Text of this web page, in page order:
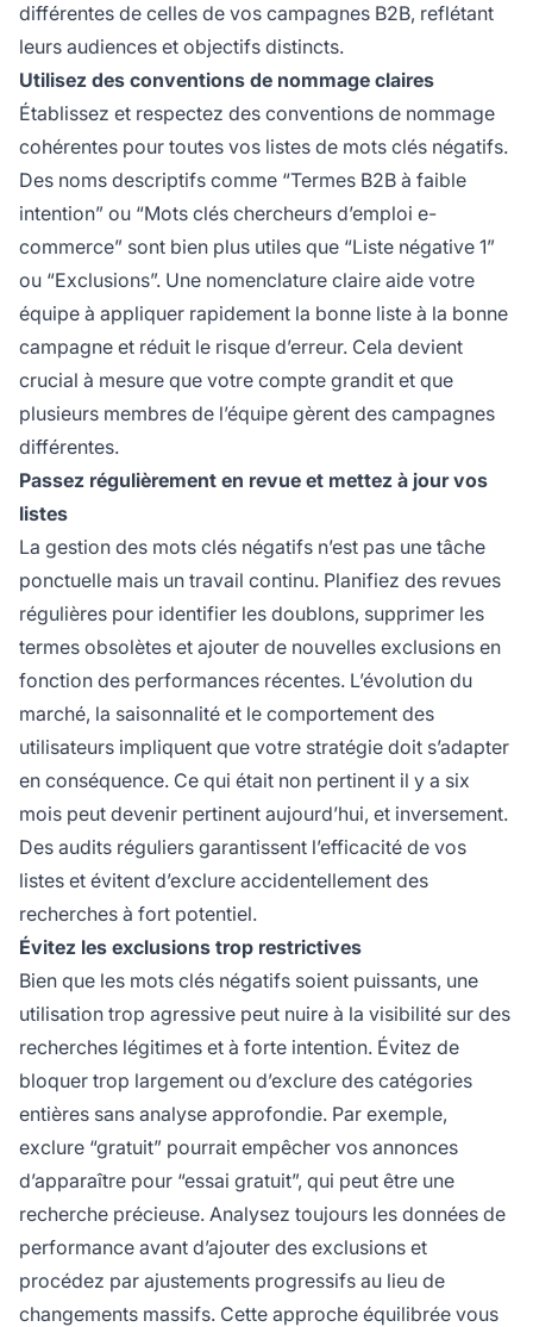
différentes de celles de vos campagnes B2B, reflétant
leurs audiences et objectifs distincts.
Utilisez des conventions de nommage claires
Établissez et respectez des conventions de nommage
cohérentes pour toutes vos listes de mots clés négatifs.
Des noms descriptifs comme “Termes B2B à faible
intention” ou “Mots clés chercheurs d’emploi e-
commerce” sont bien plus utiles que “Liste négative 1”
ou “Exclusions”. Une nomenclature claire aide votre
équipe à appliquer rapidement la bonne liste à la bonne
campagne et réduit le risque d’erreur. Cela devient
crucial à mesure que votre compte grandit et que
plusieurs membres de l’équipe gèrent des campagnes
différentes.
Passez régulièrement en revue et mettez à jour vos
listes
La gestion des mots clés négatifs n’est pas une tâche
ponctuelle mais un travail continu. Planifiez des revues
régulières pour identifier les doublons, supprimer les
termes obsolètes et ajouter de nouvelles exclusions en
fonction des performances récentes. L’évolution du
marché, la saisonnalité et le comportement des
utilisateurs impliquent que votre stratégie doit s’adapter
en conséquence. Ce qui était non pertinent il y a six
mois peut devenir pertinent aujourd’hui, et inversement.
Des audits réguliers garantissent l’efficacité de vos
listes et évitent d’exclure accidentellement des
recherches à fort potentiel.
Évitez les exclusions trop restrictives
Bien que les mots clés négatifs soient puissants, une
utilisation trop agressive peut nuire à la visibilité sur des
recherches légitimes et à forte intention. Évitez de
bloquer trop largement ou d’exclure des catégories
entières sans analyse approfondie. Par exemple,
exclure “gratuit” pourrait empêcher vos annonces
d’apparaître pour “essai gratuit”, qui peut être une
recherche précieuse. Analysez toujours les données de
performance avant d’ajouter des exclusions et
procédez par ajustements progressifs au lieu de
changements massifs. Cette approche équilibrée vous